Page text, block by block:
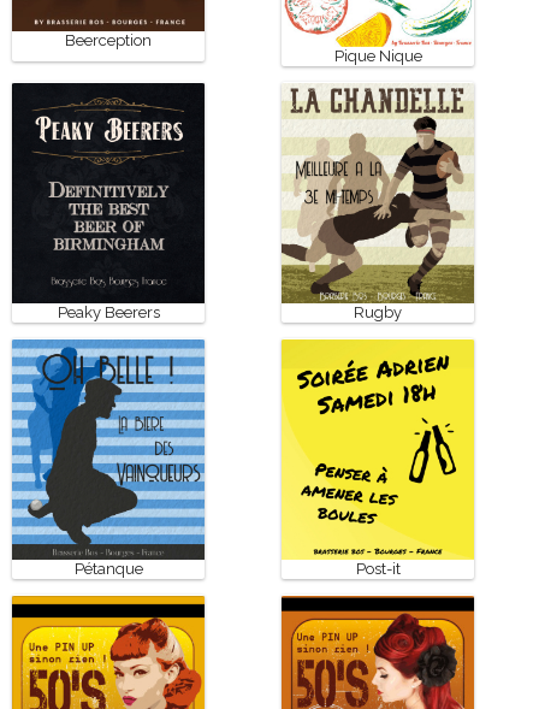
Beerception
Pique Nique
Peaky Beerers Rugby
Pétanque Post-it